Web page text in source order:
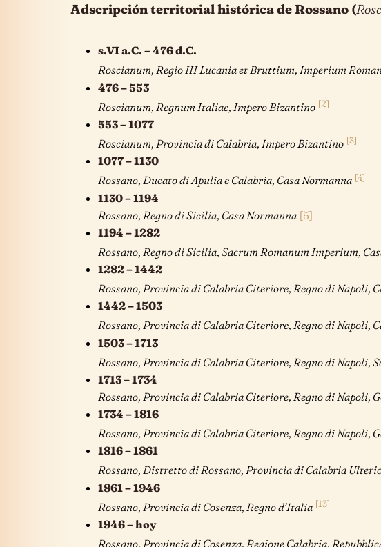
Adscripción territorial histórica de Rossano (
s.VI a.C. – 476 d.C.
Roscianum, Regio III Lucania et Bruttium, Imperium
476 – 553
Roscianum, Regnum Italiae, Impero Bizantino [2]
553 – 1077
Roscianum, Provincia di Calabria, Impero Bizantino [3]
1077 – 1130
Rossano, Ducato di Apulia e Calabria, Casa Normanna [4]
1130 – 1194
Rossano, Regno di Sicilia, Casa Normanna [5]
1194 – 1282
Rossano, Regno di Sicilia, Sacrum Romanum Imperium,
1282 – 1442
Rossano, Provincia di Calabria Citeriore, Regno di Napoli,
1442 – 1503
Rossano, Provincia di Calabria Citeriore, Regno di Napoli,
1503 – 1713
Rossano, Provincia di Calabria Citeriore, Regno di Napoli,
1713 – 1734
Rossano, Provincia di Calabria Citeriore, Regno di Napoli,
1734 – 1816
Rossano, Provincia di Calabria Citeriore, Regno di Napoli,
1816 – 1861
Rossano, Distretto di Rossano, Provincia di Calabria
1861 – 1946
Rossano, Provincia di Cosenza, Regno d’Italia [13]
1946 – hoy
Rossano, Provincia di Cosenza, Regione Calabria,